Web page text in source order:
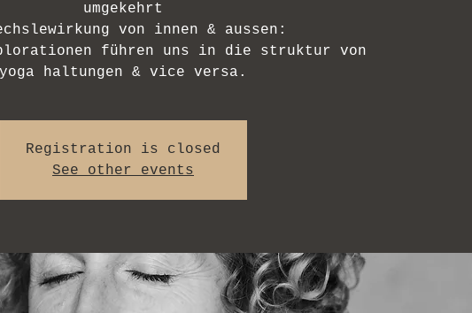
umgekehrt
von innen & aussen:
führen uns in die struktur von
yoga haltungen & vice versa.
Registration is closed
See other events